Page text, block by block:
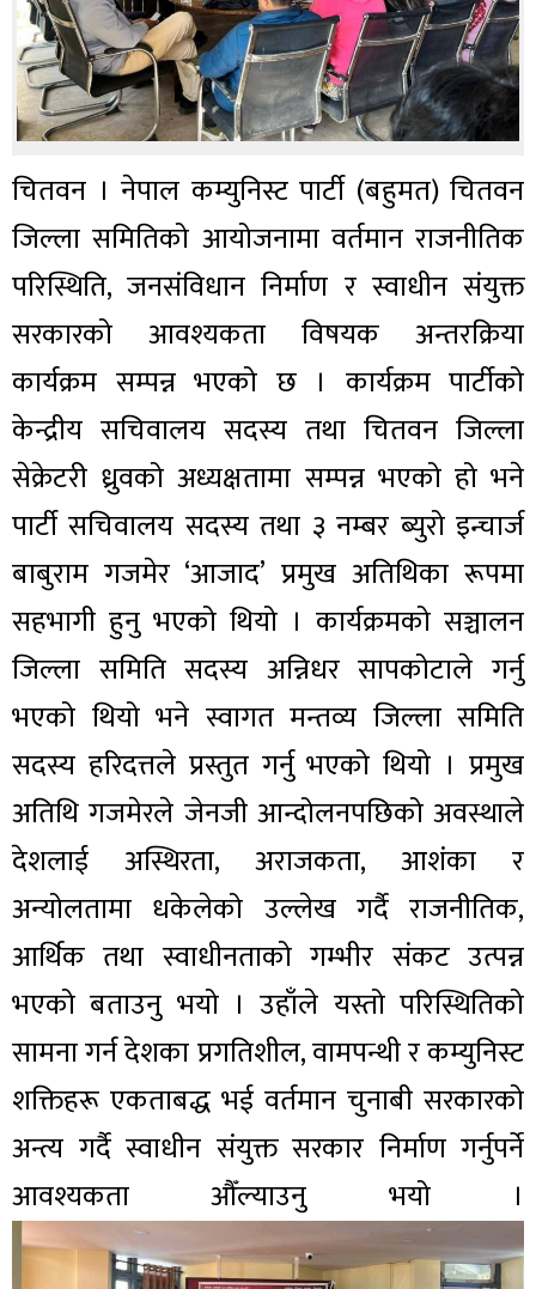
चितवन । नेपाल कम्युनिस्ट पार्टी (बहुमत) चितवन
जिल्ला समितिको आयोजनामा वर्तमान राजनीतिक
परिस्थिति, जनसंविधान निर्माण र स्वाधीन संयुक्त
सरकारको आवश्यकता विषयक अन्तरक्रिया
कार्यक्रम सम्पन्न भएको छ । कार्यक्रम पार्टीको
केन्द्रीय सचिवालय सदस्य तथा चितवन जिल्ला
सेक्रेटरी ध्रुवको अध्यक्षतामा सम्पन्न भएको हो भने
पार्टी सचिवालय सदस्य तथा ३ नम्बर ब्युरो इन्चार्ज
बाबुराम गजमेर ‘आजाद’ प्रमुख अतिथिका रूपमा
सहभागी हुनु भएको थियो । कार्यक्रमको सञ्चालन
जिल्ला समिति सदस्य अन्निधर सापकोटाले गर्नु
भएको थियो भने स्वागत मन्तव्य जिल्ला समिति
सदस्य हरिदत्तले प्रस्तुत गर्नु भएको थियो । प्रमुख
अतिथि गजमेरले जेनजी आन्दोलनपछिको अवस्थाले
देशलाई अस्थिरता, अराजकता, आशंका र
अन्योलतामा धकेलेको उल्लेख गर्दै राजनीतिक,
आर्थिक तथा स्वाधीनताको गम्भीर संकट उत्पन्न
भएको बताउनु भयो । उहाँले यस्तो परिस्थितिको
सामना गर्न देशका प्रगतिशील, वामपन्थी र कम्युनिस्ट
शक्तिहरू एकताबद्ध भई वर्तमान चुनाबी सरकारको
अन्त्य गर्दै स्वाधीन संयुक्त सरकार निर्माण गर्नुपर्ने
आवश्यकता औँल्याउनु भयो ।